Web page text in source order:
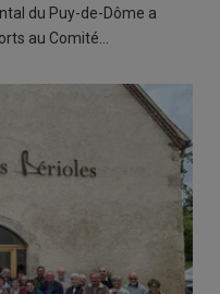
du Puy-de-Dôme a
au Comité…